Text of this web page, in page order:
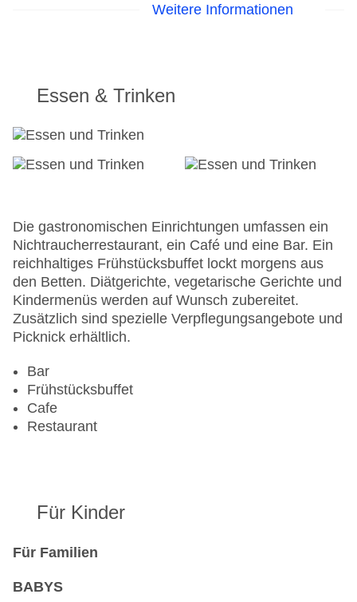
eine Münzwäscherei. Kostenfrei steht Gästen die
24h Rezeption
Check-in von: 15:30:00
Check-out bis: 11:00:00
Hoteleröffnung: 1720
Hotelsafe
WLAN/WiFi im Hotel
Letzte umfassende Renovierung: 1992
Lift
Anzahl der Konferenzräume: 1
Anzahl der Aufzüge: 3
Gesamtanzahl der Stockwerke: 3
Gesamtanzahl der Zimmer: 215
Pools:Indoor Pool, Outdoor Pool, Liegen am Pool
Zahlungsarten: American Express, Diners Club,
Weitere Informationen
Essen & Trinken
Die gastronomischen Einrichtungen umfassen ein
Nichtraucherrestaurant, ein Café und eine Bar. Ein
reichhaltiges Frühstücksbuffet lockt morgens aus
den Betten. Diätgerichte, vegetarische Gerichte und
Kindermenüs werden auf Wunsch zubereitet.
Zusätzlich sind spezielle Verpflegungsangebote und
Picknick erhältlich.
Bar
Frühstücksbuffet
Cafe
Restaurant
Für Kinder
Für Familien
BABYS